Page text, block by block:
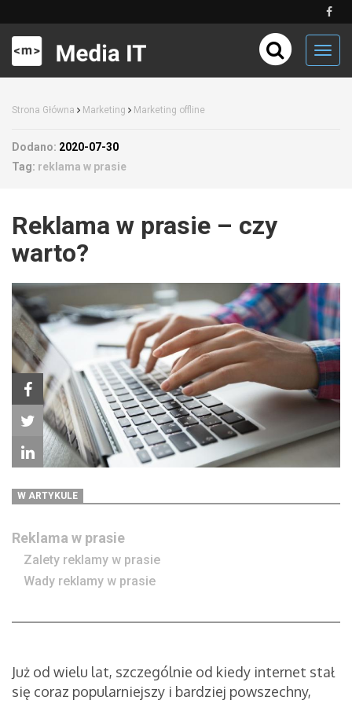
Strona Główna Marketing Marketing offline
Dodano: 2020-07-30
Tag: reklama w prasie
Reklama w prasie – czy
warto?
W ARTYKULE
Reklama w prasie
Zalety reklamy w prasie
Wady reklamy w prasie
Już od wielu lat, szczególnie od kiedy internet stał
się coraz popularniejszy i bardziej powszechny,